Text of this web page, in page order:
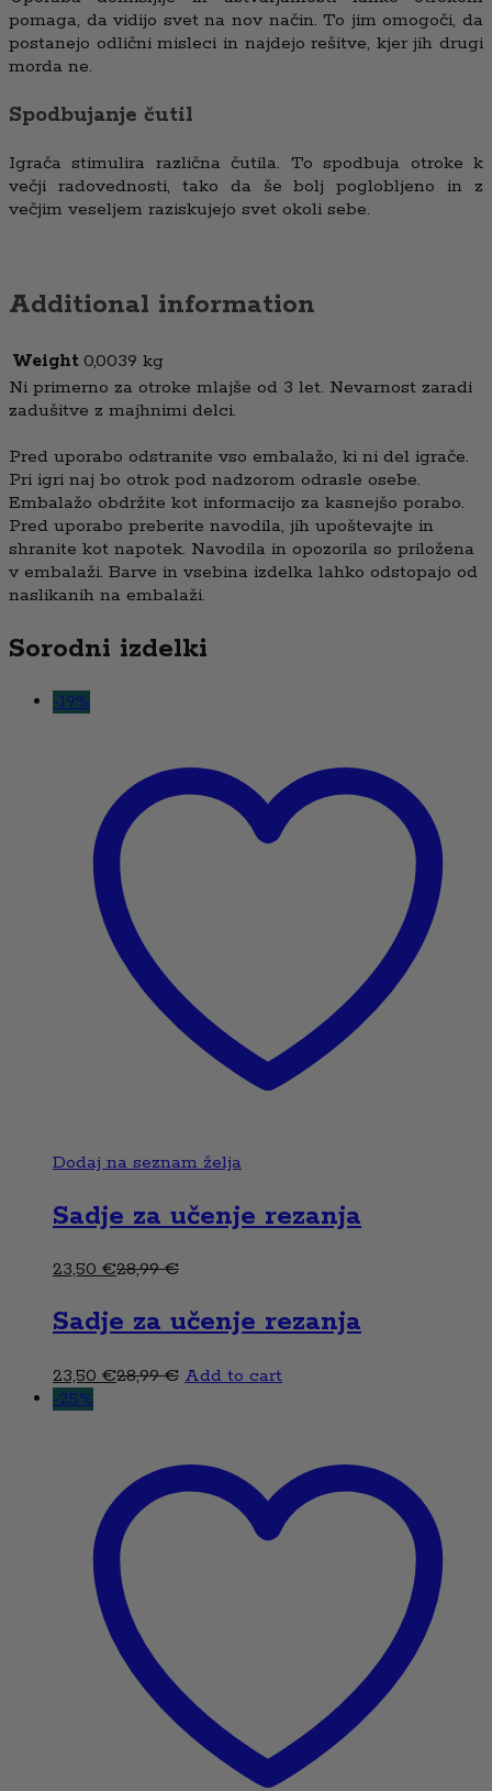
pomaga, da vidijo svet na nov način. To jim omogoči, da
postanejo odlični misleci in najdejo rešitve, kjer jih drugi
morda ne.
Spodbujanje čutil
Igrača stimulira različna čutila. To spodbuja otroke k
večji radovednosti, tako da še bolj poglobljeno in z
večjim veseljem raziskujejo svet okoli sebe.
Additional information
Weight 0,0039 kg
Ni primerno za otroke mlajše od 3 let. Nevarnost zaradi
zadušitve z majhnimi delci.
Pred uporabo odstranite vso embalažo, ki ni del igrače.
Pri igri naj bo otrok pod nadzorom odrasle osebe.
Embalažo obdržite kot informacijo za kasnejšo porabo.
Pred uporabo preberite navodila, jih upoštevajte in
shranite kot napotek. Navodila in opozorila so priložena
v embalaži. Barve in vsebina izdelka lahko odstopajo od
naslikanih na embalaži.
Sorodni izdelki
-19%
Dodaj na seznam želja
Sadje za učenje rezanja
23,50 €28,99€
Sadje za učenje rezanja
23,50 €28,99€ Add to cart
-25%